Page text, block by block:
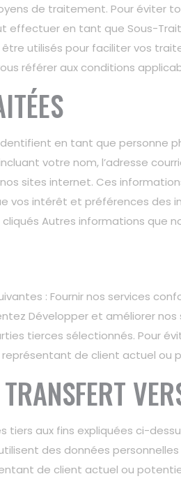
de traitement. Pour
effectuer en tant que Sous-
utilisés pour faciliter vos
référer aux conditions
en tant que personne
votre nom, l’adresse
sites internet. Ces
vos intérêt et préférences des
Autres informations que
: Fournir nos services
Développer et améliorer
tierces sélectionnés. Pour
de client actuel ou
tiers aux fins expliquées ci-
des données
de client actuel ou